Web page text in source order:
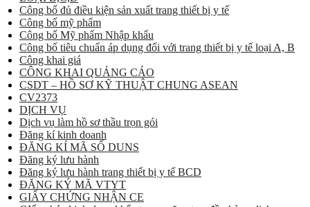
Công bố đủ điều kiện sản xuất trang thiết bị y tế
Công bố mỹ phẩm
Công bố Mỹ phẩm Nhập khẩu
Công bố tiêu chuẩn áp dụng đối với trang thiết bị y tế loại A, B
Công khai giá
CÔNG KHAI QUẢNG CÁO
CSDT – HỒ SƠ KỸ THUẬT CHUNG ASEAN
CV2373
DỊCH VỤ
Dịch vụ làm hồ sơ thầu trọn gói
Đăng kí kinh doanh
ĐĂNG KÍ MÃ SỐ DUNS
Đăng ký lưu hành
Đăng ký lưu hành trang thiết bị y tế BCD
ĐĂNG KÝ MÃ VTYT
GIẤY CHỨNG NHẬN CE